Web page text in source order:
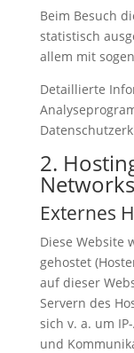
Beim Besuch
statistisch
allem mit
Detaillierte
2.
Externes
Diese Website
gehostet
auf dieser
Servern des
sich v. a. um
und